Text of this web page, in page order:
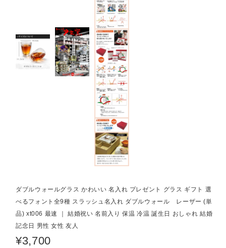
ダブルウォールグラス かわいい 名入れ プレゼント グラス ギフト 選
べるフォント全9種 スラッシュ名入れ ダブルウォール レーザー (単
品) xt006 最速 ｜ 結婚祝い 名前入り 保温 冷温 誕生日 おしゃれ 結婚
記念日 男性 女性 友人
¥3,700